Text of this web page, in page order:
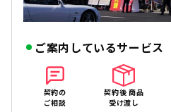
ご案内しているサービス
契約の
ご相談
契約後 商品
受け渡し